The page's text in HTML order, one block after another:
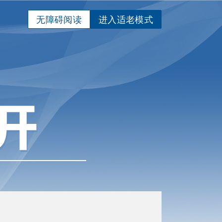
进入适老模式
无障碍阅读